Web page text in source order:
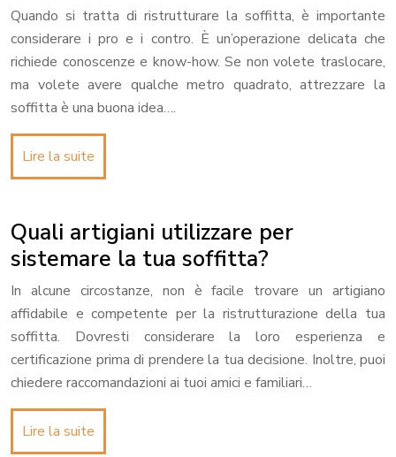
Quando si tratta di ristrutturare la soffitta, è importante
considerare i pro e i contro. È un’operazione delicata che
richiede conoscenze e know-how. Se non volete traslocare,
ma volete avere qualche metro quadrato, attrezzare la
soffitta è una buona idea….
Lire la suite
Quali artigiani utilizzare per
sistemare la tua soffitta?
In alcune circostanze, non è facile trovare un artigiano
affidabile e competente per la ristrutturazione della tua
soffitta. Dovresti considerare la loro esperienza e
certificazione prima di prendere la tua decisione. Inoltre, puoi
chiedere raccomandazioni ai tuoi amici e familiari…
Lire la suite